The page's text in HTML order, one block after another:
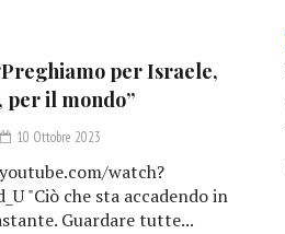
per Israele,
per il mondo”
10 Ottobre 2023
watch?
"Ciò che sta accadendo in
Guardare tutte...